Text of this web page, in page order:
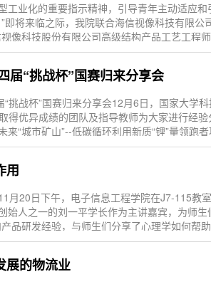
工业化的重要指示精神，引导青年主动适应
将来临之际，我院联合海信视像科技有限
像科技股份有限公司高级结构产品工艺工
届“挑战杯”国赛归来分享会
挑战杯”国赛归来分享会12月6日，国家大学
得优异成绩的团队及指导教师为大家进行经
“城市矿山”--低碳循环利用新质“锂”量领跑
用
月20日下午，电子信息工程学院在J7-115教
人之一的刘一平学长作为主讲嘉宾，为师
品研发经验，与师生们分享了心理学如何帮
展的物流业